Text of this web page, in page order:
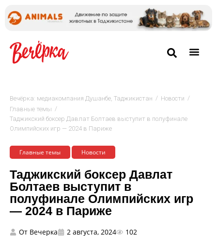
Вечёрка: медиакомпания Душанбе, Таджикистан / Новости /
Главные темы /
Таджикский боксер Давлат Болтаев выступит в полуфинале
Олимпийских игр — 2024 в Париже
Главные темы Новости
Таджикский боксер Давлат
Болтаев выступит в
полуфинале Олимпийских игр
— 2024 в Париже
От Вечерка 2 августа, 2024 102